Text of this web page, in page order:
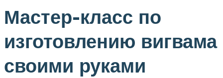
Мастер-класс по
изготовлению вигвама
своими руками